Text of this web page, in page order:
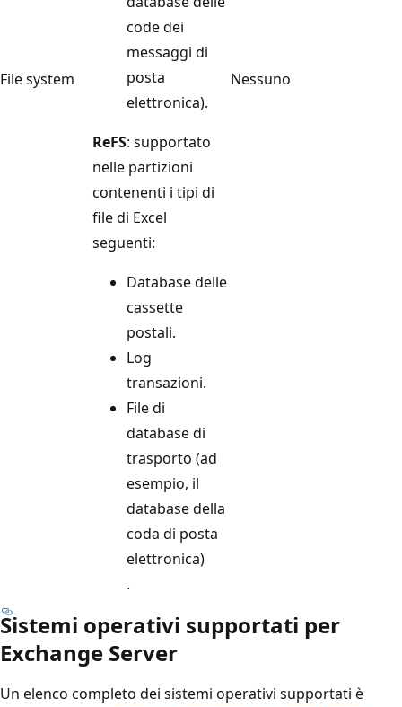
File system
code dei
messaggi di
posta
elettronica).
ReFS: supportato
nelle partizioni
contenenti i tipi di
file di Excel
seguenti:
Database delle
cassette
postali.
Log
transazioni.
File di
database di
trasporto (ad
esempio, il
database della
coda di posta
elettronica)
.
Nessuno
Sistemi operativi supportati per
Exchange Server
Un elenco completo dei sistemi operativi supportati è